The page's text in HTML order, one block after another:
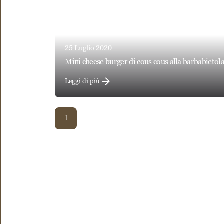
25 Luglio 2020
mini cheese burger di cous cous alla barbabietola
Leggi di più
1